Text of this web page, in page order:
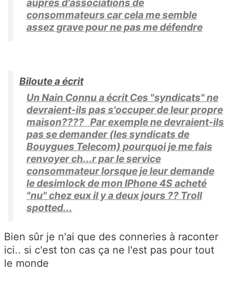
auprés d'associations de
consommateurs car cela me semble
assez grave pour ne pas me défendre
Biloute a écrit
Un Nain Connu a écrit Ces "syndicats" ne
devraient-ils pas s'occuper de leur propre
maison???? Par exemple ne devraient-ils
pas se demander (les syndicats de
Bouygues Telecom) pourquoi je me fais
renvoyer ch...r par le service
consommateur lorsque je leur demande
le desimlock de mon IPhone 4S acheté
"nu" chez eux il y a deux jours ?? Troll
spotted...
Bien sûr je n'ai que des conneries à raconter
ici.. si c'est ton cas ça ne l'est pas pour tout
le monde